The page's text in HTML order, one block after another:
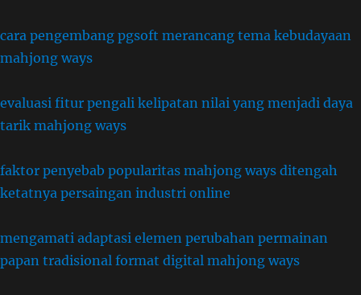
cara pengembang pgsoft merancang tema kebudayaan
mahjong ways
evaluasi fitur pengali kelipatan nilai yang menjadi daya
tarik mahjong ways
faktor penyebab popularitas mahjong ways ditengah
ketatnya persaingan industri online
mengamati adaptasi elemen perubahan permainan
papan tradisional format digital mahjong ways